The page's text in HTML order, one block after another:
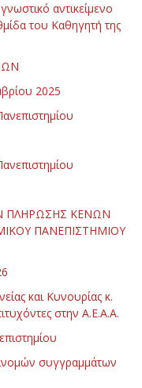
αντικείμενο
του Καθηγητή της
2025
ΠΛΗΡΩΣΗΣ ΚΕΝΩΝ
ΠΑΝΕΠΙΣΤΗΜΙΟΥ
και Κυνουρίας κ.
στην Α.Ε.Α.Α.
συγγραμμάτων